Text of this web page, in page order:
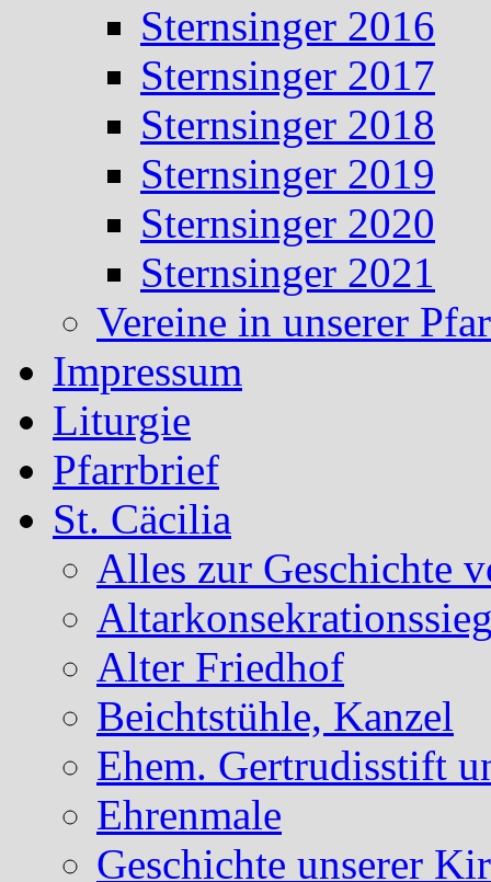
Sternsinger 2016
Sternsinger 2017
Sternsinger 2018
Sternsinger 2019
Sternsinger 2020
Sternsinger 2021
Vereine in unserer
Impressum
Liturgie
Pfarrbrief
St. Cäcilia
Alles zur Geschichte
Alter Friedhof
Beichtstühle, Kanzel
Ehem. Gertrudisstift
Ehrenmale
Geschichte unserer